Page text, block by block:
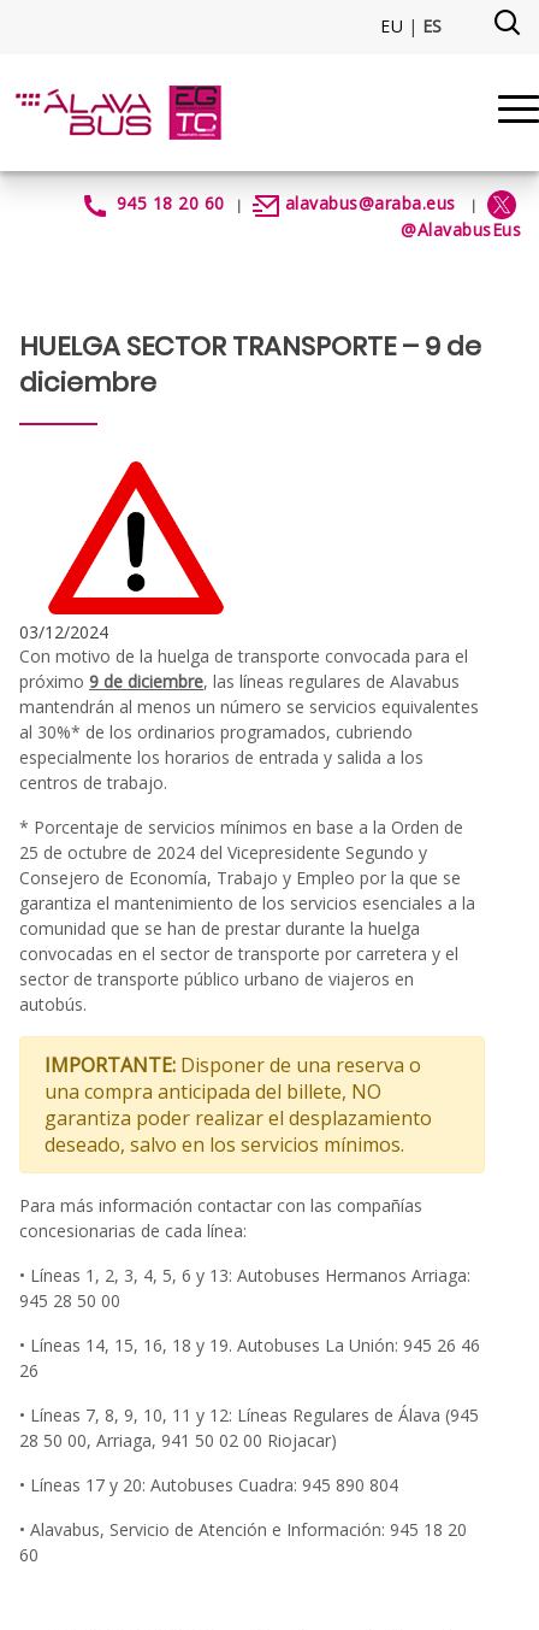
EU | ES
945 18 20 60 | alavabus@araba.eus |
@AlavabusEus
HUELGA SECTOR TRANSPORTE – 9 de
diciembre
03/12/2024
Con motivo de la huelga de transporte convocada para el
próximo 9 de diciembre, las líneas regulares de Alavabus
mantendrán al menos un número se servicios equivalentes
al 30%* de los ordinarios programados, cubriendo
especialmente los horarios de entrada y salida a los
centros de trabajo.
* Porcentaje de servicios mínimos en base a la Orden de
25 de octubre de 2024 del Vicepresidente Segundo y
Consejero de Economía, Trabajo y Empleo por la que se
garantiza el mantenimiento de los servicios esenciales a la
comunidad que se han de prestar durante la huelga
convocadas en el sector de transporte por carretera y el
sector de transporte público urbano de viajeros en
autobús.
IMPORTANTE: Disponer de una reserva o
una compra anticipada del billete, NO
garantiza poder realizar el desplazamiento
deseado, salvo en los servicios mínimos.
Para más información contactar con las compañías
concesionarias de cada línea:
• Líneas 1, 2, 3, 4, 5, 6 y 13: Autobuses Hermanos Arriaga:
945 28 50 00
• Líneas 14, 15, 16, 18 y 19. Autobuses La Unión: 945 26 46
26
• Líneas 7, 8, 9, 10, 11 y 12: Líneas Regulares de Álava (945
28 50 00, Arriaga, 941 50 02 00 Riojacar)
• Líneas 17 y 20: Autobuses Cuadra: 945 890 804
• Alavabus, Servicio de Atención e Información: 945 18 20
60